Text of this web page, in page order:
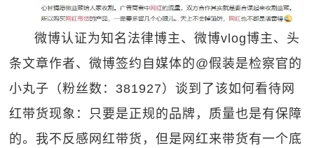
微博认证为知名法律博主、微博vlog博主、头
条文章作者、微博签约自媒体的@假装是检察官的
小丸子（粉丝数：381927）谈到了该如何看待网
红带货现象：只要是正规的品牌，质量也是有保障
的。我不反感网红带货，但是网红来带货有一个底